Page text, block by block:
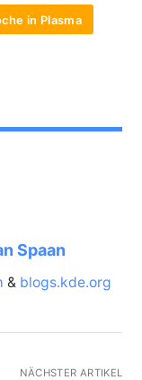
in Plasma
Spaan
& blogs.kde.org
NÄCHSTER ARTIKEL